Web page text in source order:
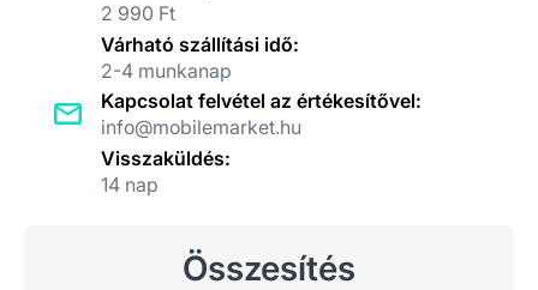
2 990 Ft
Várható szállítási idő:
2-4 munkanap
Kapcsolat felvétel az értékesítővel:
info@mobilemarket.hu
Visszaküldés:
14 nap
Összesítés